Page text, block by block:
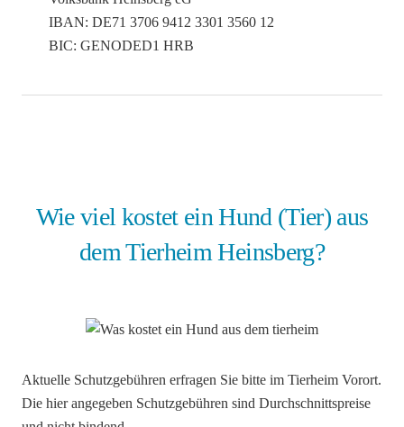
IBAN: DE71 3706 9412 3301 3560 12
BIC: GENODED1 HRB
Wie viel kostet ein Hund (Tier) aus
dem Tierheim Heinsberg?
Aktuelle Schutzgebühren erfragen Sie bitte im Tierheim Vorort.
Die hier angegeben Schutzgebühren sind Durchschnittspreise